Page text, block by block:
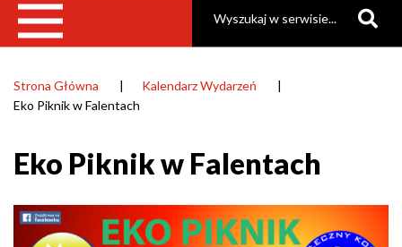
Ścieżka
Strona Główna
Kalendarz Wydarzeń
Eko Piknik w Falentach
Eko Piknik w Falentach